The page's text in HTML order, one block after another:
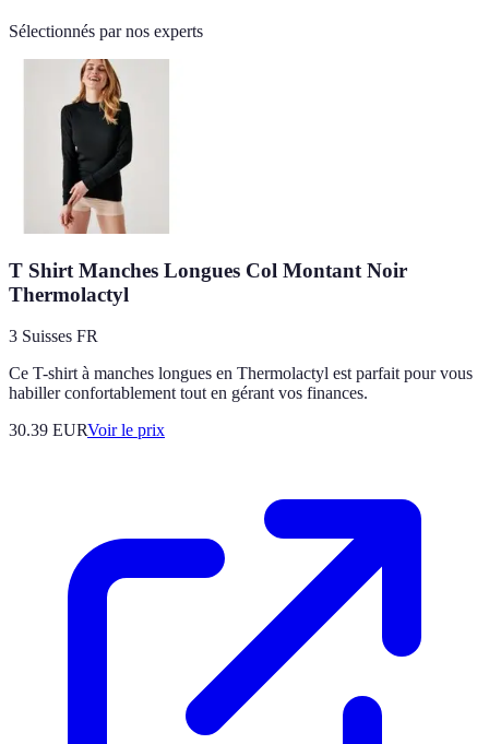
Sélectionnés par nos experts
T Shirt Manches Longues Col Montant Noir
Thermolactyl
3 Suisses FR
Ce T-shirt à manches longues en Thermolactyl est parfait pour vous
habiller confortablement tout en gérant vos finances.
30.39 EURVoir le prix